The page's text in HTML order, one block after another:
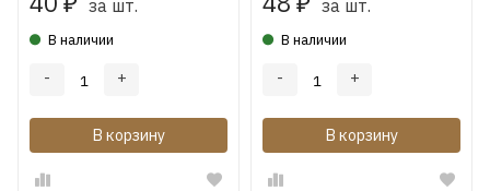
за шт.
В наличии
- +
В корзину
за шт.
В наличии
- +
В корзину